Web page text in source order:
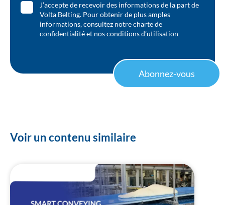
J’accepte de recevoir des informations de la part de
Volta Belting. Pour obtenir de plus amples
informations, consultez notrecharte de
confidentialitéet nosconditions d’utilisation
Abonnez-vous
Voir un contenu similaire